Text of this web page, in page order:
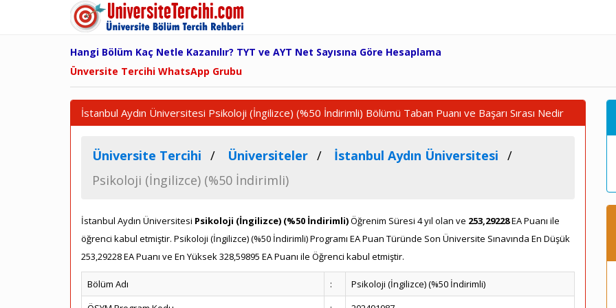
Hangi Bölüm Kaç Netle Kazanılır? TYT ve AYT Net Sayısına Göre Hesaplama
Ünversite Tercihi WhatsApp Grubu
İstanbul Aydın Üniversitesi Psikoloji (İngilizce) (%50 İndirimli) Bölümü Taban Puanı ve Başarı Sırası Nedir
Üniversite Tercihi Üniversiteler
İstanbul Aydın Üniversitesi
Psikoloji (İngilizce) (%50 İndirimli)
İstanbul Aydın Üniversitesi Psikoloji (İngilizce) (%50 İndirimli)Öğrenim Süresi 4 yıl olan ve 253,29228EA Puanı ile
öğrenci kabul etmiştir. Psikoloji (İngilizce) (%50 İndirimli) Programı EA Puan Türünde Son Üniversite Sınavında En Düşük
253,29228 EA Puanı ve En Yüksek 328,59895 EA Puanı ile Öğrenci kabul etmiştir.
Bölüm Adı :
Psikoloji (İngilizce) (%50 İndirimli)